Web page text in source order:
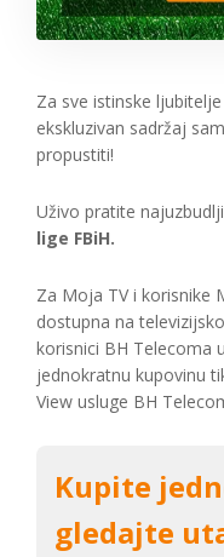
Za sve istinske
ekskluzivan sadržaj
propustiti!
Uživo pratite
lige FBiH.
Za Moja TV i korisnike
dostupna na
korisnici BH Telecoma
jednokratnu kupovinu
View usluge BH
Kupite
gledajte